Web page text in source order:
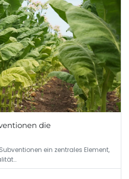
die
ein zentrales Element,